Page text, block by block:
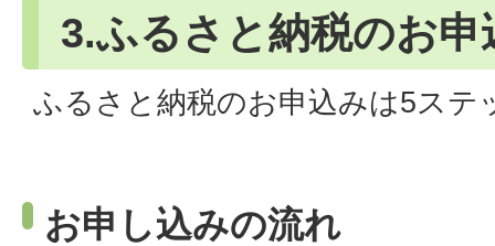
3.ふるさと納税のお申
ふるさと納税のお申込みは5ステ
お申し込みの流れ